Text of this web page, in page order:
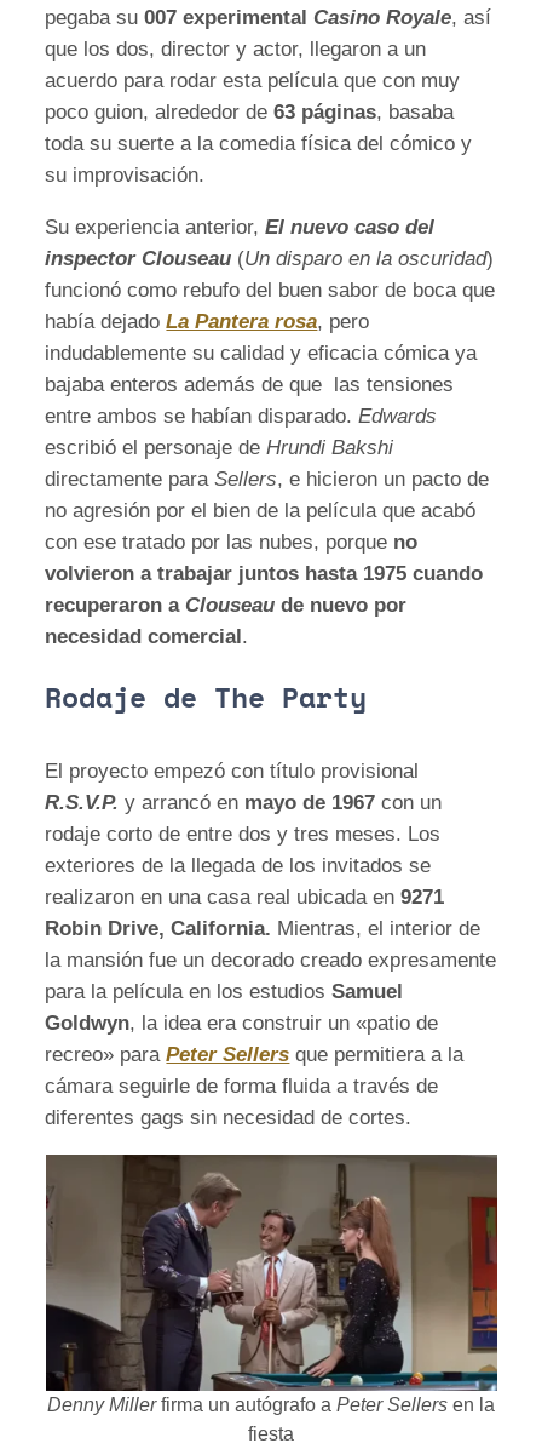
pegaba su007 experimental Casino Royale, así
que los dos, director y actor, llegaron a un
acuerdo para rodar esta película que con muy
poco guion, alrededor de63 páginas, basaba
toda su suerte a la comedia física del cómico y
su improvisación.
Su experiencia anterior,El nuevo caso del
inspector Clouseau (Un disparo en la oscuridad)
funcionó como rebufo del buen sabor de boca que
había dejadoLa Pantera rosa, pero
indudablemente su calidad y eficacia cómica ya
bajaba enteros además de que las tensiones
entre ambos se habían disparado.Edwards
escribió el personaje deHrundi Bakshi
directamente paraSellers, e hicieron un pacto de
no agresión por el bien de la película que acabó
con ese tratado por las nubes, porque no
volvieron a trabajar juntos hasta 1975 cuando
recuperaron a Clouseaude nuevo por
necesidad comercial.
Rodaje de The Party
El proyecto empezó con título provisional
R.S.V.P. y arrancó en mayo de 1967 con un
rodaje corto de entre dos y tres meses. Los
exteriores de la llegada de los invitados se
realizaron en una casa real ubicada en9271
Robin Drive, California. Mientras, el interior de
la mansión fue un decorado creado expresamente
para la película en los estudiosSamuel
Goldwyn, la idea era construir un «patio de
recreo» paraPeter Sellers que permitiera a la
cámara seguirle de forma fluida a través de
diferentes gags sin necesidad de cortes.
Denny Millerfirma un autógrafo a Peter Sellers en la
fiesta